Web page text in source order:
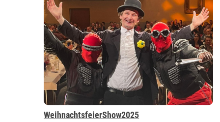
WeihnachtsfeierShow2025